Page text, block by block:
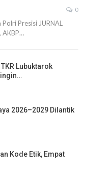
0
Presisi JURNAL
AKBP…
Lubuktarok
2026–2029 Dilantik
Kode Etik, Empat